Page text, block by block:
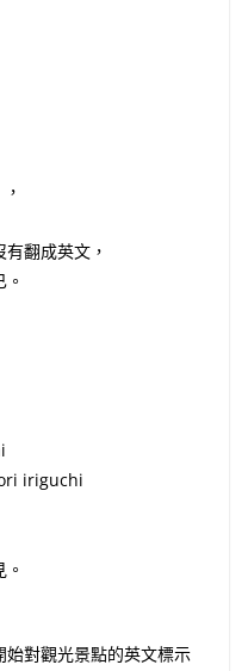
翻成英文，
iriguchi
始對觀光景點的英文標示